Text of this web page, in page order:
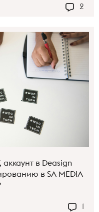
2
аккаунт в Deasign
в SA MEDIA
1